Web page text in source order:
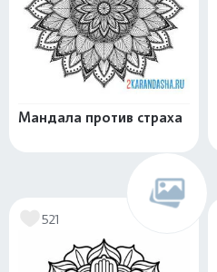
Мандала против страха
521